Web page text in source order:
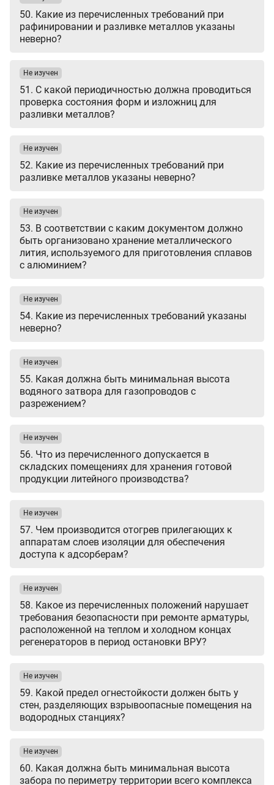
50. Какие из перечисленных требований при
рафинировании и разливке металлов указаны
неверно?
51. С какой периодичностью должна проводиться
проверка состояния форм и изложниц для
разливки металлов?
Не изучен
52. Какие из перечисленных требований при
разливке металлов указаны неверно?
Не изучен
53. В соответствии с каким документом должно
быть организовано хранение металлического
лития, используемого для приготовления сплавов
с алюминием?
Не изучен
54. Какие из перечисленных требований указаны
неверно?
Не изучен
55. Какая должна быть минимальная высота
водяного затвора для газопроводов с
разрежением?
Не изучен
56. Что из перечисленного допускается в
складских помещениях для хранения готовой
продукции литейного производства?
Не изучен
57. Чем производится отогрев прилегающих к
аппаратам слоев изоляции для обеспечения
доступа к адсорберам?
Не изучен
58. Какое из перечисленных положений нарушает
требования безопасности при ремонте арматуры,
расположенной на теплом и холодном концах
регенераторов в период остановки ВРУ?
Не изучен
59. Какой предел огнестойкости должен быть у
стен, разделяющих взрывоопасные помещения на
водородных станциях?
Не изучен
60. Какая должна быть минимальная высота
забора по периметру территории всего комплекса
Не изучен